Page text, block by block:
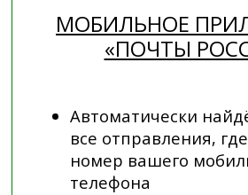
МОБИЛЬНОЕ
«ПОЧТЫ
Автоматически
все отправления,
номер вашего
телефона